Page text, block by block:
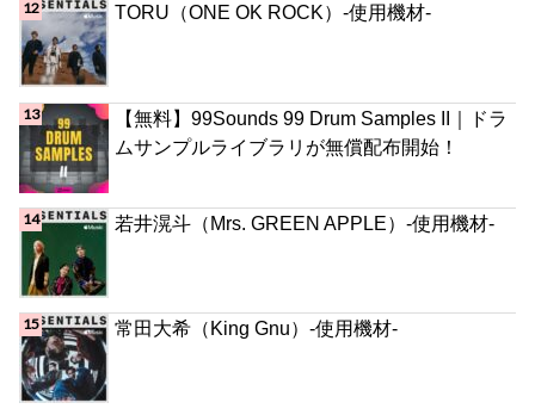
TORU（ONE OK ROCK）-使用機材-
【無料】99Sounds 99 Drum Samples II｜ドラ
ムサンプルライブラリが無償配布開始！
若井滉斗（Mrs. GREEN APPLE）-使用機材-
常田大希（King Gnu）-使用機材-